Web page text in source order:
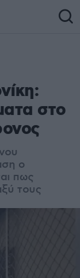
στο
ο
πως
τους